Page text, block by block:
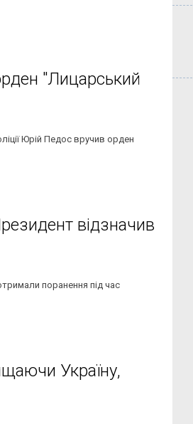
"Лицарський
Юрій Педос вручив орден
відзначив
поранення під час
Україну,